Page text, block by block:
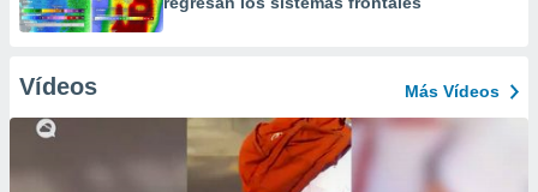
Vídeos Más Vídeos